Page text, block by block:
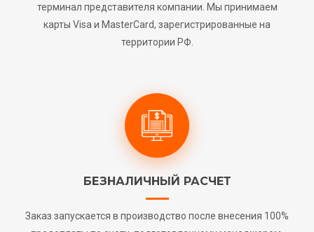
терминал представителя компании. Мы принимаем
карты Visa и MasterCard, зарегистрированные на
территории РФ.
БЕЗНАЛИЧНЫЙ РАСЧЕТ
Заказ запускается в производство после внесения 100%